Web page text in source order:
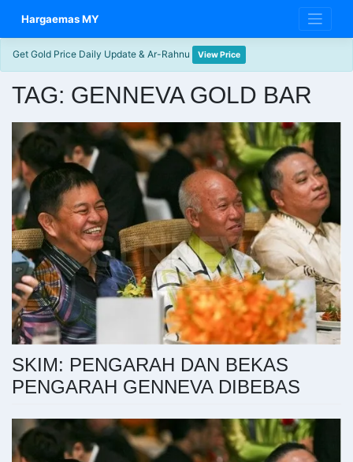
content
Hargaemas MY
Get Gold Price Daily Update & Ar-Rahnu View Price
TAG: GENNEVA GOLD BAR
SKIM: PENGARAH DAN BEKAS
PENGARAH GENNEVA DIBEBAS